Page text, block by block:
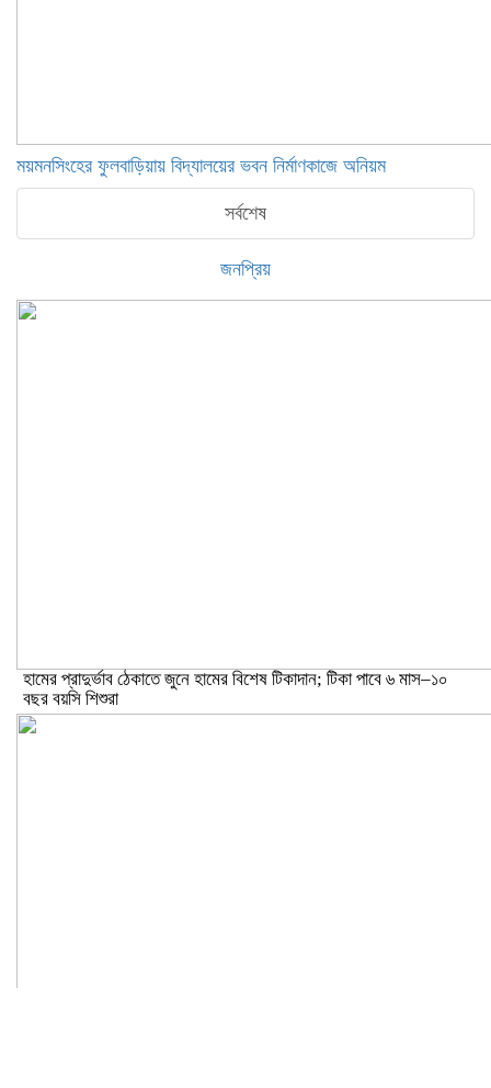
ময়মনসিংহের ফুলবাড়িয়ায় বিদ্যালয়ের ভবন নির্মাণকাজে অনিয়ম
সর্বশেষ
জনপ্রিয়
হামের প্রাদুর্ভাব ঠেকাতে জুনে হামের বিশেষ টিকাদান; টিকা পাবে ৬ মাস–১০
বছর বয়সি শিশুরা